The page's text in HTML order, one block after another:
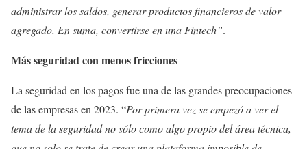
administrar los saldos, generar productos financieros de valor
agregado. En suma, convertirse en una Fintech”.
Más seguridad con menos fricciones
La seguridad en los pagos fue una de las grandes preocupaciones
de las empresas en 2023. “Por primera vez se empezó a ver el
tema de la seguridad no sólo como algo propio del área técnica,